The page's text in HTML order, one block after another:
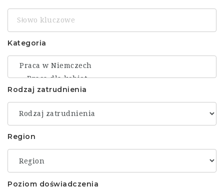
Słowo
kluczowe
Kategoria
Rodzaj zatrudnienia
Region
Poziom doświadczenia